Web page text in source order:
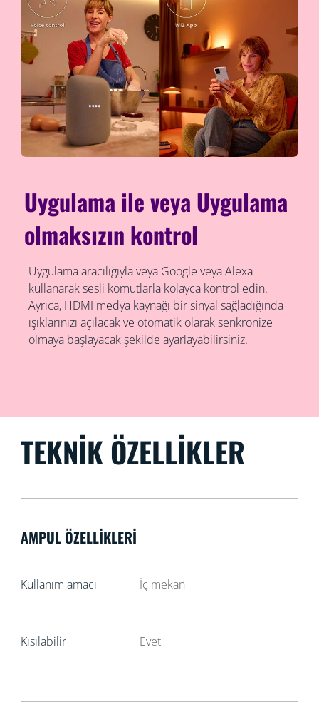
Uygulama ile veya Uygulama
olmaksızın kontrol
Uygulama aracılığıyla veya Google veya Alexa
kullanarak sesli komutlarla kolayca kontrol edin.
Ayrıca, HDMI medya kaynağı bir sinyal sağladığında
ışıklarınızı açılacak ve otomatik olarak senkronize
olmaya başlayacak şekilde ayarlayabilirsiniz.
TEKNIK ÖZELLIKLER
AMPUL ÖZELLIKLERI
Kullanım amacı İç mekan
Kısılabilir Evet